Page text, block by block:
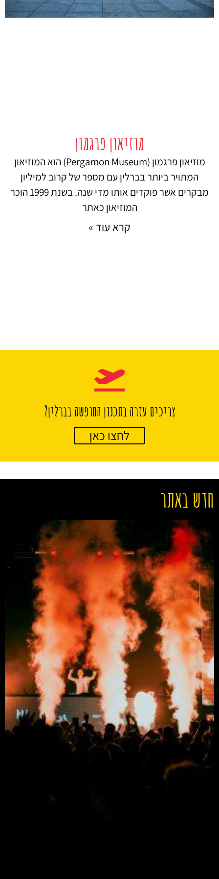
מוזיאון פרגמון
מוזיאון פרגמון (Pergamon Museum) הוא המוזיאון
המתויר ביותר בברלין עם מספר של קרוב למיליון
מבקרים אשר פוקדים אותו מדי שנה. בשנת 1999 הוכר
המוזיאון כאתר
קרא עוד »
צריכים עזרה בתכנון החופשה בברלין?
לחצו כאן
חדש באתר